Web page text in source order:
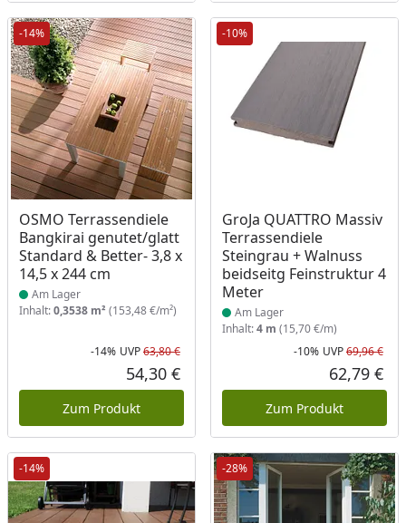
-14%
OSMO Terrassendiele
Bangkirai genutet/glatt
Standard & Better- 3,8 x
14,5 x 244 cm
Produkt am Lager
Am Lager
Inhalt:0,3538 m² (153,48 €/m²)
Rabatt in Prozent
-14%
Ursprünglicher Preis
UVP63,80 €
Aktueller Preis
54,30 €
Zum Produkt
-10%
GroJa QUATTRO Massiv
Terrassendiele
Steingrau + Walnuss
beidseitg Feinstruktur 4
Meter
Produkt am Lager
Am Lager
Inhalt:4 m (15,70 €/m)
-10% UVP69,96 €
62,79 €
Zum Produkt
-14% -28%